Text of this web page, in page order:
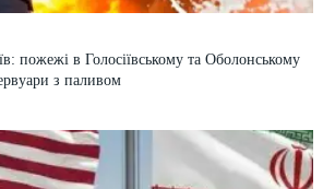
пожежі в Голосіївському та Оболонському
з паливом